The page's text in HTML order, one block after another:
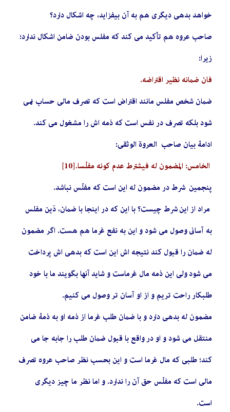
خواهد بدهی دیگری هم به آن بیفزاید، چه اشکال دارد؟
صاحب عروه هم تأکید می کند که مفلس بودن ضامن اشکال ندارد؛
زیرا:
فان ضمانه نظیر اقتراضه.
ضمان شخص مفلس مانند اقتراض است که تصرف مالی حساب نمی
شود بلکه تصرف در نفس است که ذمه اش را مشغول می کند.
ادامۀ بیان صاحب العروة الوثقی:
الخامس: المضمون له فیشترط عدم کونه مفلّسا.[10]
پنجمین شرط در مضمون له این است که مفلّس نباشد.
مراد از این شرط چیست؟ با این که در اینجا با ضمان، دَین مفلس
به آساني وصول می شود و اين به نفع غرما هم هست. اگر مضمون
له ضمان را قبول کند نتیجه اش این است که بدهی اش پرداخت
می شود ولی این ذمه مال غرماست و شاید آنها بگویند ما با خود
طلبکار راحت تریم و از او آسان تر وصول می کنیم.
مضمون له بدهی دارد و با ضمان طلب غرما از ذمه او به ذمۀ ضامن
منتقل می شود و او در واقع با قبول ضمان طلب را جابه جا می
کند؛ طلبی که مال غرما است و این بحسب نظر صاحب عروه تصرف
مالی است که مفلّس حق آن را ندارد. و اما نظر ما چیز دیگری
است.